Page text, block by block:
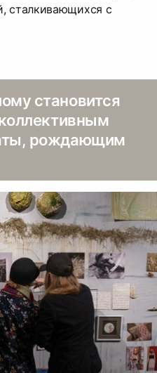
сталкивающихся с
становится
рождающим